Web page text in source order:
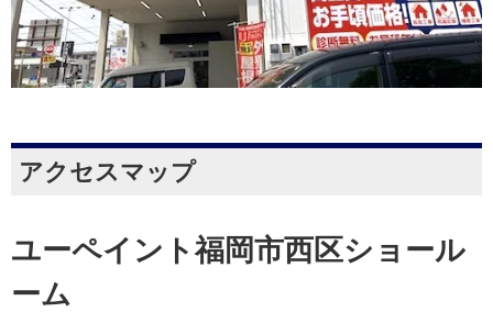
アクセスマップ
ユーペイント福岡市西区ショール
ーム